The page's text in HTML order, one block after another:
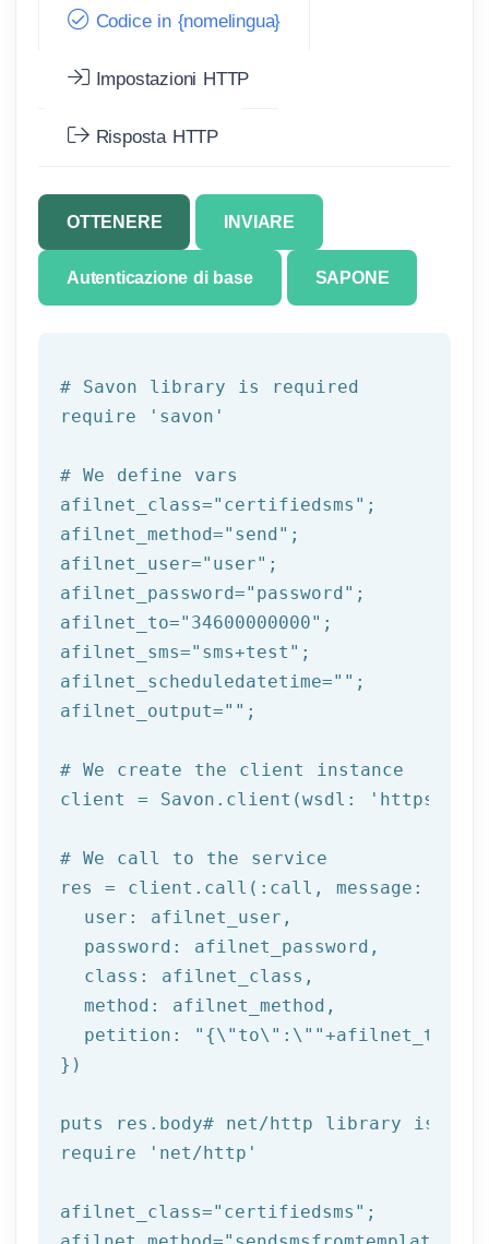
Codice in {nomelingua}
Impostazioni HTTP
Risposta HTTP
OTTENERE INVIARE
Autenticazione di base SAPONE
# Savon library is required
require
'savon'
# We define vars
afilnet_class="certifiedsms" ;
afilnet_method="send" ;
afilnet_user="user" ;
afilnet_password="password" ;
afilnet_to="34600000000" ;
afilnet_sms="sms+test" ;
afilnet_scheduledatetime="" ;
afilnet_output="" ;
# We create the client instance
client = Savon.client(wsdl:
'https://
# We call to the service
res = client.call(:call, message: {
  user: afilnet_user,
  password: afilnet_password,
class : afilnet_class,
  method: afilnet_method,
  petition:
"{\"to\":\""+afilnet_to+
})
puts res.body# net/http library is
require
'net/http'
afilnet_class="certifiedsms" ;